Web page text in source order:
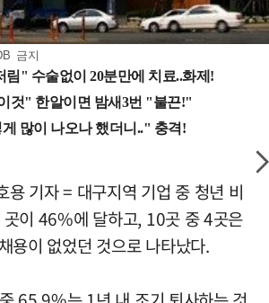
금지
용 기자 = 대구지역 기업 중 청년 비
이 46%에 달하고, 10곳 중 4곳은
용이 없었던 것으로 나타났다.